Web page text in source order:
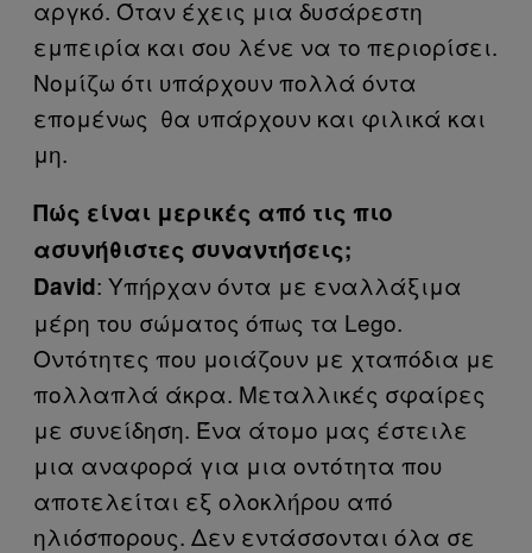
αργκό. Όταν έχεις μια δυσάρεστη
εμπειρία και σου λένε να το περιορίσει.
Νομίζω ότι υπάρχουν πολλά όντα
επομένως θα υπάρχουν και φιλικά και
μη.
Πώς είναι μερικές από τις πιο
ασυνήθιστες συναντήσεις;
David: Υπήρχαν όντα με εναλλάξιμα
μέρη του σώματος όπως τα Lego.
Οντότητες που μοιάζουν με χταπόδια με
πολλαπλά άκρα. Μεταλλικές σφαίρες
με συνείδηση. Ένα άτομο μας έστειλε
μια αναφορά για μια οντότητα που
αποτελείται εξ ολοκλήρου από
ηλιόσπορους. Δεν εντάσσονται όλα σε